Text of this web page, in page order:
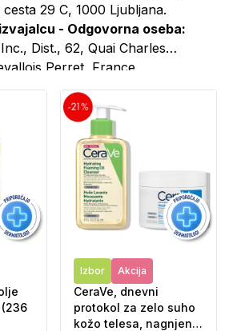
29 C, 1000 Ljubljana.
- Odgovorna oseba:
Dist., 62, Quai Charles
Perret, France
- Elektronski kontaktni
981; cerave@si.oaccare.com;
po ceniku operaterja//
Izbor Akcija
CeraVe, dnevni
protokol za zelo suho
kožo telesa, nagnjeno